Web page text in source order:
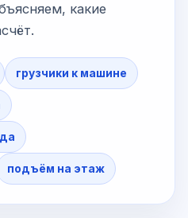
какие
грузчики к машине
подъём на этаж